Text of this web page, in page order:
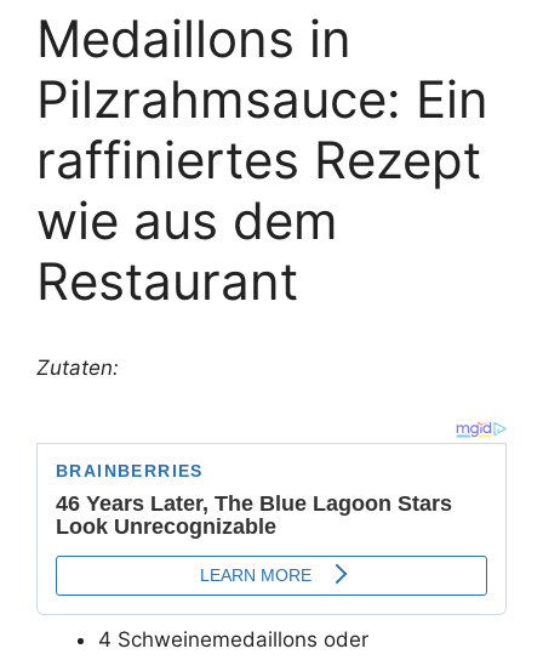
Medaillons in
Pilzrahmsauce: Ein
raffiniertes Rezept
wie aus dem
Restaurant
Zutaten:
4 Schweinemedaillons oder